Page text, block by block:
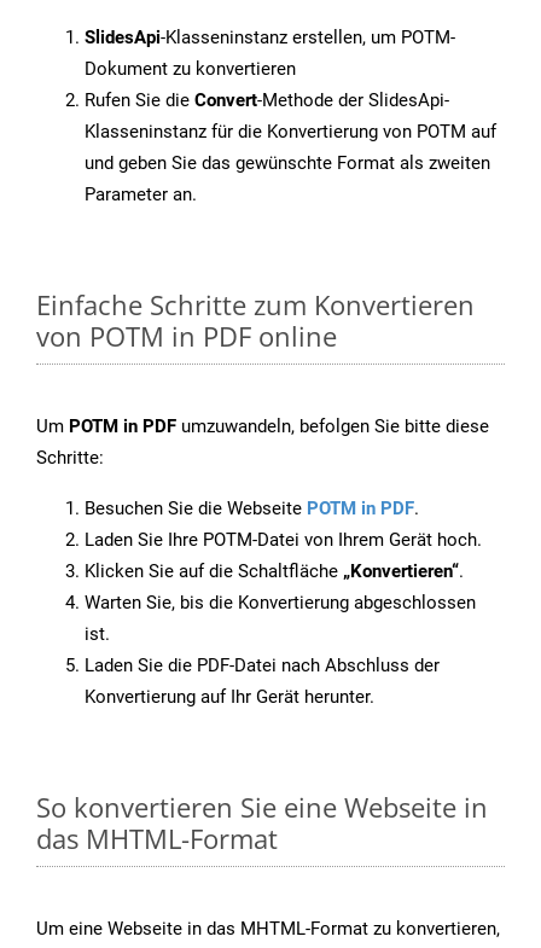
SlidesApi-Klasseninstanz erstellen, um POTM-
Dokument zu konvertieren
Rufen Sie die Convert-Methode der SlidesApi-
Klasseninstanz für die Konvertierung von POTM auf
und geben Sie das gewünschte Format als zweiten
Parameter an.
Einfache Schritte zum Konvertieren
von POTM in PDF online
Um POTM in PDF umzuwandeln, befolgen Sie bitte diese
Schritte:
Besuchen Sie die Webseite POTM in PDF.
Laden Sie Ihre POTM-Datei von Ihrem Gerät hoch.
Klicken Sie auf die Schaltfläche „Konvertieren“.
Warten Sie, bis die Konvertierung abgeschlossen
ist.
Laden Sie die PDF-Datei nach Abschluss der
Konvertierung auf Ihr Gerät herunter.
So konvertieren Sie eine Webseite in
das MHTML-Format
Um eine Webseite in das MHTML-Format zu konvertieren,